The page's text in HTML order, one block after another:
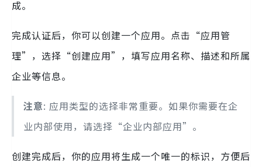
成。
完成认证后，你可以创建一个应用。点击“应用管
理”，选择“创建应用”，填写应用名称、描述和所属
企业等信息。
注意: 应用类型的选择非常重要。如果你需要在企
业内部使用，请选择“企业内部应用”。
创建完成后，你的应用将生成一个唯一的标识，方便后